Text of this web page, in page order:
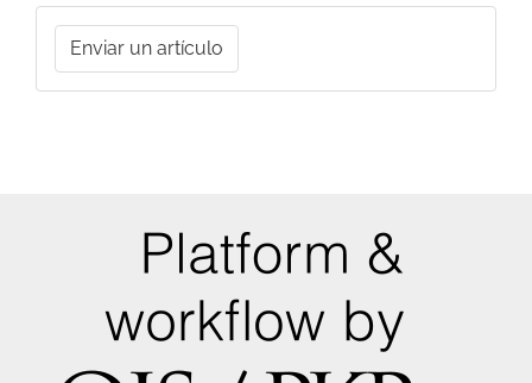
Enviar
unEnviar un artículo